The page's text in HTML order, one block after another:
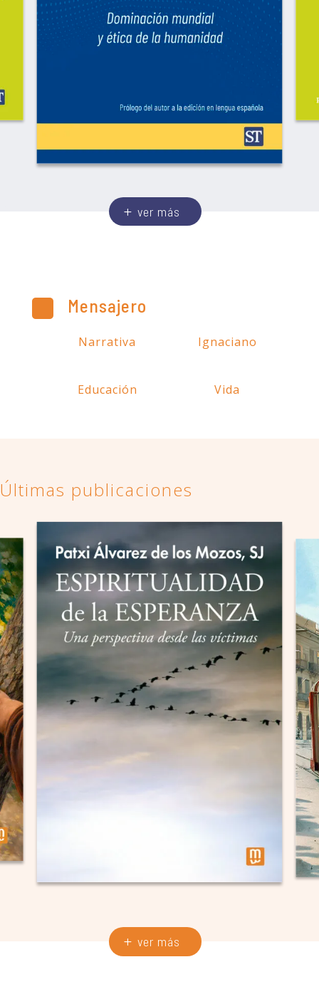
ver más
Mensajero
Narrativa Ignaciano
Educación Vida
Últimas publicaciones
ver más